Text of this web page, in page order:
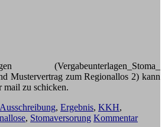
Mustervertrag zum Regionallos 2) kann
mail zu schicken.
Ausschreibung, Ergebnis, KKH,
, Stomaversorung Kommentar